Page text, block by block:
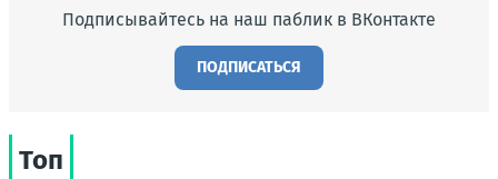
Подписывайтесь на наш паблик в ВКонтакте
ПОДПИСАТЬСЯ
Топ